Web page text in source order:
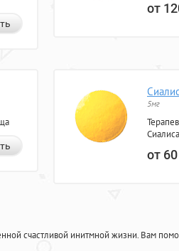
от
5мг
от
счастливой инитмной жизни. Вам